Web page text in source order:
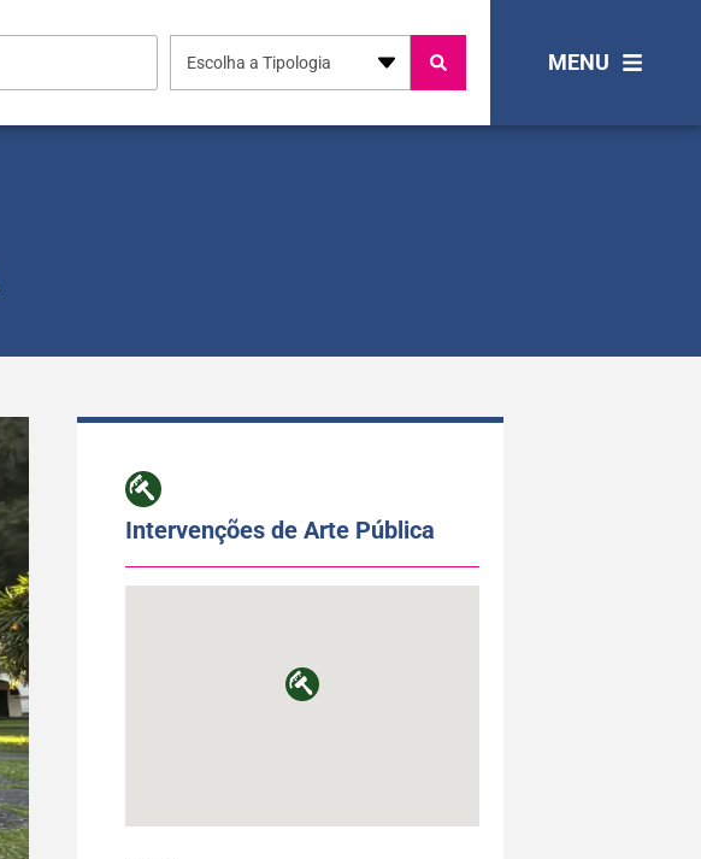
Escolha a Tipologia MENU
Intervenções de Arte Pública